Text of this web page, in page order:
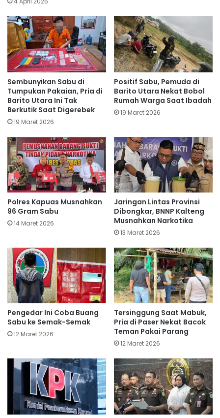
Sembunyikan Sabu di
Tumpukan Pakaian, Pria di
Barito Utara Ini Tak
Berkutik Saat Digerebek
19 Maret 2026
Positif Sabu, Pemuda di
Barito Utara Nekat Bobol
Rumah Warga Saat Ibadah
19 Maret 2026
Polres Kapuas Musnahkan
96 Gram Sabu
14 Maret 2026
Jaringan Lintas Provinsi
Dibongkar, BNNP Kalteng
Musnahkan Narkotika
13 Maret 2026
Pengedar Ini Coba Buang
Sabu ke Semak-Semak
12 Maret 2026
Tersinggung Saat Mabuk,
Pria di Paser Nekat Bacok
Teman Pakai Parang
12 Maret 2026